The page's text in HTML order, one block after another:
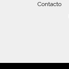
Contacto